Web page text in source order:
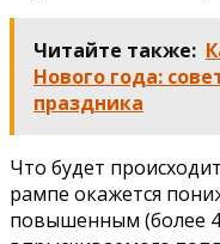
Читайте также:
Нового года:
праздника
Что будет
рампе окажется
повышенным (более 4